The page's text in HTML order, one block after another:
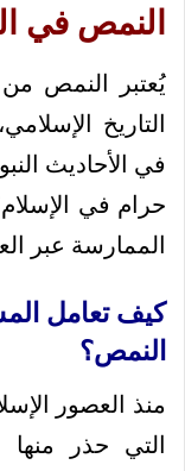
النمص في
يُعتبر النمص من
التاريخ
في الأحاديث
حرام في
الممارسة عبر
كيف تعامل
النمص؟
منذ العصور
التي حذر